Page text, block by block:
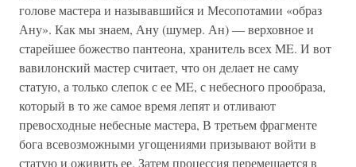
голове мастера и называвшийся и Месопотамии «образ
Ану». Как мы знаем, Ану (шумер. Ан) — верховное и
старейшее божество пантеона, хранитель всех ME. И вот
вавилонский мастер считает, что он делает не саму
статую, а только слепок с ее ME, с небесного прообраза,
который в то же самое время лепят и отливают
превосходные небесные мастера, В третьем фрагменте
бога всевозможными угощениями призывают войти в
статую и оживить ее. Затем процессия перемещается в